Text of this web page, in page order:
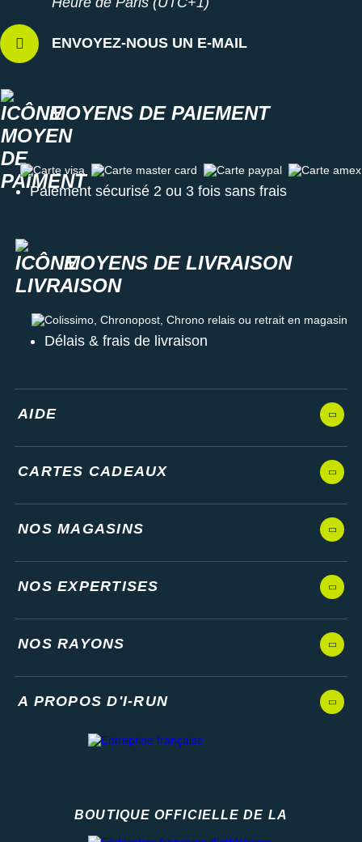
ENVOYEZ-NOUS UN E-MAIL
MOYENS DE PAIEMENT
Carte visa Carte master card Carte paypal Carte amex
Paiement sécurisé 2 ou 3 fois sans frais
MOYENS DE LIVRAISON
Colissimo, Chronopost, Chrono relais ou retrait en magasin
Délais & frais de livraison
AIDE
CARTES CADEAUX
NOS MAGASINS
NOS EXPERTISES
NOS RAYONS
A PROPOS D'I-RUN
BOUTIQUE OFFICIELLE DE LA